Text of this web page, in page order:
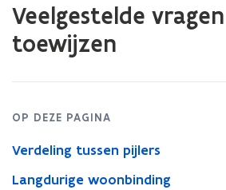
bevindt
zich
over
Veelgestelde
toewijzen
OP DEZE PAGINA
Verdeling tussen pijlers
Langdurige woonbinding